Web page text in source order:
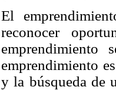
El
reconocer
emprendimiento
emprendimiento
y la búsqueda de